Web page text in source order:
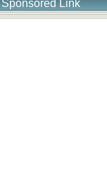
Sponsored Link